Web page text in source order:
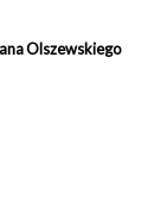
Olszewskiego